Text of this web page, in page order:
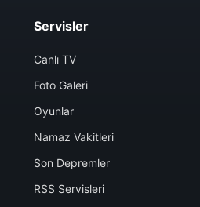
Servisler
Canlı TV
Foto Galeri
Oyunlar
Namaz Vakitleri
Son Depremler
RSS Servisleri